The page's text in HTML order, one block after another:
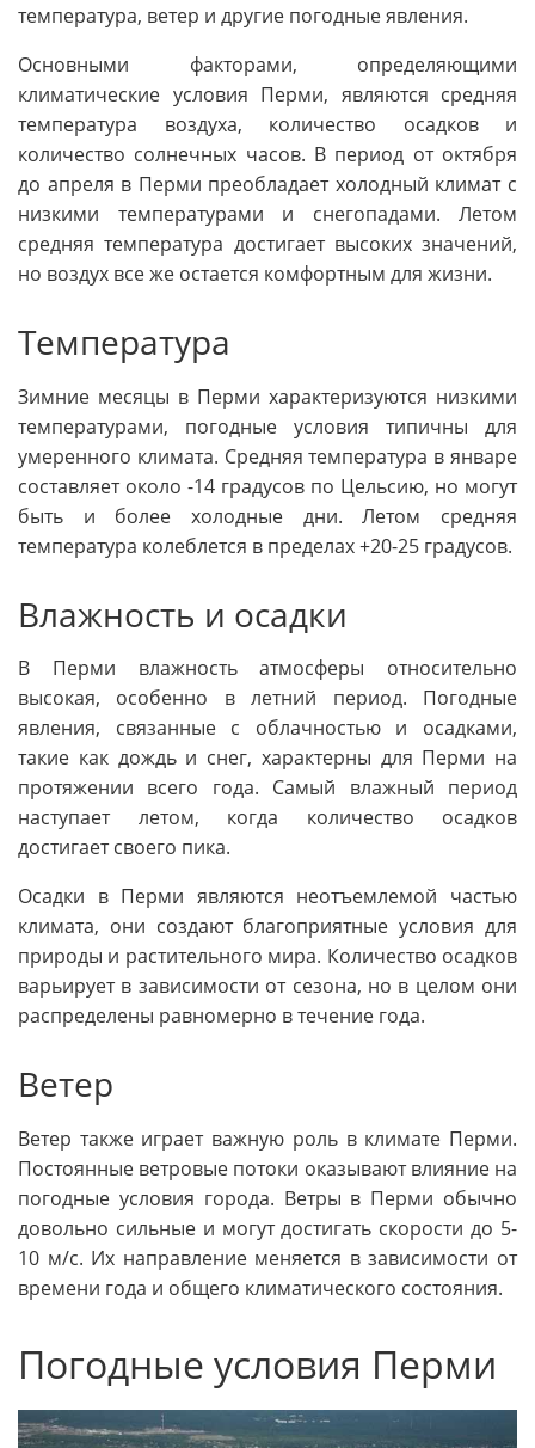
температура, ветер и другие погодные явления.
Основными факторами, определяющими
климатические условия Перми, являются средняя
температура воздуха, количество осадков и
количество солнечных часов. В период от октября
до апреля в Перми преобладает холодный климат с
низкими температурами и снегопадами. Летом
средняя температура достигает высоких значений,
но воздух все же остается комфортным для жизни.
Температура
Зимние месяцы в Перми характеризуются низкими
температурами, погодные условия типичны для
умеренного климата. Средняя температура в январе
составляет около -14 градусов по Цельсию, но могут
быть и более холодные дни. Летом средняя
температура колеблется в пределах +20-25 градусов.
Влажность и осадки
В Перми влажность атмосферы относительно
высокая, особенно в летний период. Погодные
явления, связанные с облачностью и осадками,
такие как дождь и снег, характерны для Перми на
протяжении всего года. Самый влажный период
наступает летом, когда количество осадков
достигает своего пика.
Осадки в Перми являются неотъемлемой частью
климата, они создают благоприятные условия для
природы и растительного мира. Количество осадков
варьирует в зависимости от сезона, но в целом они
распределены равномерно в течение года.
Ветер
Ветер также играет важную роль в климате Перми.
Постоянные ветровые потоки оказывают влияние на
погодные условия города. Ветры в Перми обычно
довольно сильные и могут достигать скорости до 5-
10 м/с. Их направление меняется в зависимости от
времени года и общего климатического состояния.
Погодные условия Перми